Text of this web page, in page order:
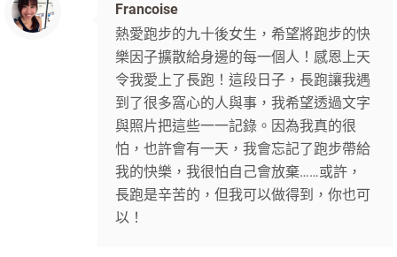
Francoise
熱愛跑步的九十後女生，希望將跑步的快
樂因子擴散給身邊的每一個人！感恩上天
令我愛上了長跑！這段日子，長跑讓我遇
到了很多窩心的人與事，我希望透過文字
與照片把這些一一記錄。因為我真的很
怕，也許會有一天，我會忘記了跑步帶給
我的快樂，我很怕自己會放棄……或許，
長跑是辛苦的，但我可以做得到，你也可
以！